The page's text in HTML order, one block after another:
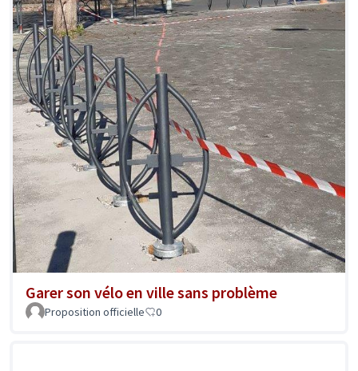
Garer son vélo en ville sans problème
Proposition officielle 0